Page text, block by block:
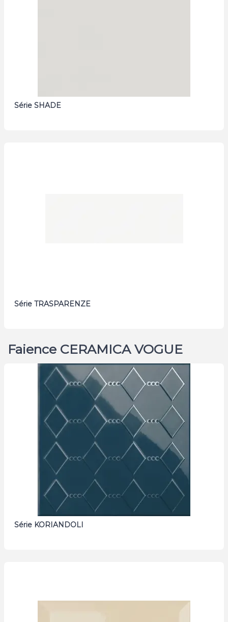
Série SHADE
Série TRASPARENZE
Faience CERAMICA VOGUE
Série KORIANDOLI